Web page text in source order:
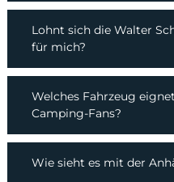
Lohnt sich die Walter
für mich?
Welches Fahrzeug
Camping-Fans?
Wie sieht es mit der